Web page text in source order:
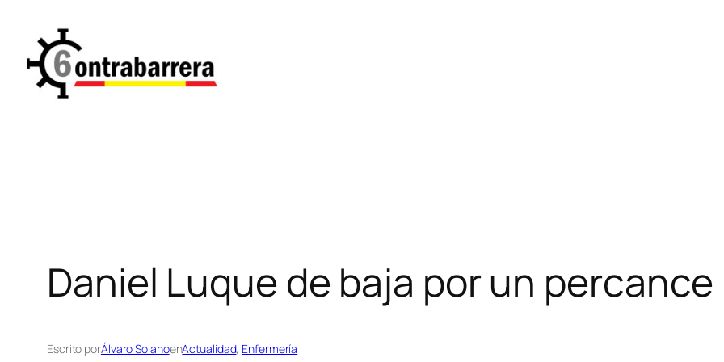
contenido
Daniel Luque de baja por un percance
Escrito porÁlvaro SolanoenActualidad, Enfermería